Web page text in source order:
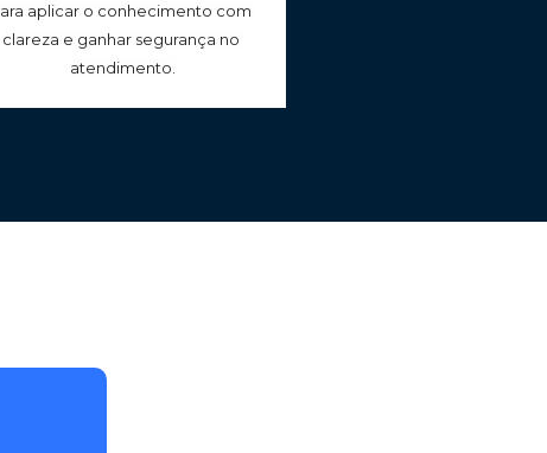
aplicar o conhecimento com
clareza e ganhar segurança no
atendimento.